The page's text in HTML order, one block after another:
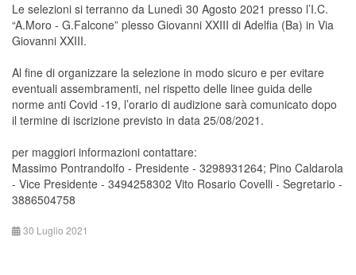
Le selezioni si terranno da Lunedì 30 Agosto 2021 presso l’I.C.
“A.Moro - G.Falcone” plesso Giovanni XXIII di Adelfia (Ba) in Via
Giovanni XXIII.
Al fine di organizzare la selezione in modo sicuro e per evitare
eventuali assembramenti, nel rispetto delle linee guida delle
norme anti Covid -19, l’orario di audizione sarà comunicato dopo
il termine di iscrizione previsto in data 25/08/2021.
per maggiori informazioni contattare:
Massimo Pontrandolfo - Presidente - 3298931264; Pino Caldarola
- Vice Presidente - 3494258302 Vito Rosario Covelli - Segretario -
3886504758
30 Luglio 2021